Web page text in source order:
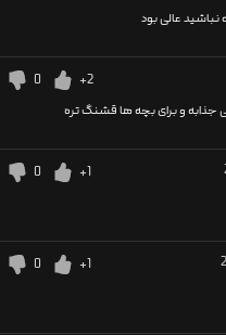
عالی بود
+2
0
جذابه و برای بچه ها قشنگ تره
+1
0
+1
0